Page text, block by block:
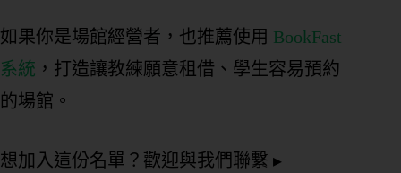
如果你是場館經營者，也推薦使用 BookFast
系統 ，打造讓教練願意租借、學生容易預約
的場館。
想加入這份名單？歡迎與我們聯繫 ▸